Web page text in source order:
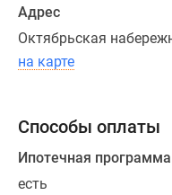
двора
включает
создание
включая
зоны
для
Адрес
Октябрьская
на карте
Способы оплаты
Ипотечная программа
есть